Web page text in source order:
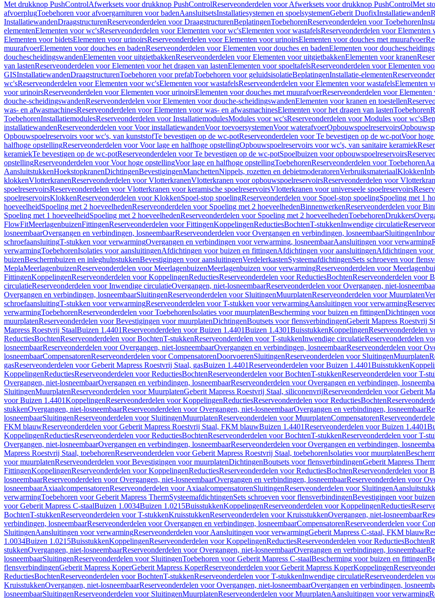
Met drukknop PushControlAfwerksets voor drukknop PushControlReserveonderdelen voor Afwerksets voor drukknop PushControlMet
afvoerplugToebehoren voor afvoergarnituren voor badenAansluitsetsInstallatiesystemen en spoelsystemenGeberit DuofixInstallatiewanden
InstallatiewandenDraagstructurenReserveonderdelen voor DraagstructurenBeplatingenToebehorenReserveonderdelen voor Toebehoren
elementenElementen voor wc'sReserveonderdelen voor Elementen voor wc'sElementen voor wastafelsReserveonderdelen voor Elementen
Elementen voor bidetsElementen voor urinoirsReserveonderdelen voor Elementen voor urinoirsElementen voor douches met muurafvoer
muurafvoerElementen voor douches en badenReserveonderdelen voor Elementen voor douches en badenElementen voor
douchescheidingswandenElementen voor uitgietbakkenReserveonderdelen voor Elementen voor uitgietbakkenElementen voor kranen
van lastenReserveonderdelen voor Elementen voor het dragen van lastenElementen voor spoeltafelsReserveonderdelen voor Elementen
GISInstallatiewandenDraagstructurenToebehoren voor prefabToebehoren voor geluidsisolatieBeplatingenInstallatie-elementen
wc'sReserveonderdelen voor Elementen voor wc'sElementen voor wastafelsReserveonderdelen voor Elementen voor wastafelsElementen
voor urinoirsReserveonderdelen voor Elementen voor urinoirsElementen voor douches met muurafvoerReserveonderdelen voor
douche-scheidingswandenReserveonderdelen voor Elementen voor douche-scheidingswandenElementen voor kranen en toestellen
was- en afwasmachinesReserveonderdelen voor Elementen voor was- en afwasmachinesElementen voor het dragen van lastenToebehoren
ToebehorenInstallatiemodulesReserveonderdelen voor InstallatiemodulesModules voor wc'sReserveonderdelen voor Modules voor wc's
installatiewandenReserveonderdelen voor Voor installatiewandenVoor toevoersystemenVoor waterafvoerOpbouwspoelreservoirs
Opbouwspoelreservoirs voor wc's, van kunststofTe bevestigen op de wc-potReserveonderdelen voor Te bevestigen op de wc-potVoor
halfhoge opstellingReserveonderdelen voor Voor lage en halfhoge opstellingOpbouwspoelreservoirs voor wc's, van sanitaire keramiek
keramiekTe bevestigen op de wc-potReserveonderdelen voor Te bevestigen op de wc-potSpoelbuizen voor opbouwspoelreservoirs
opstellingReserveonderdelen voor Voor hoge opstellingVoor lage en halfhoge opstellingToebehorenReserveonderdelen voor Toebehoren
AansluitstukkenHoekstopkranenDichtingenBevestigingenManchettenNippels, rozetten en debietmoderatorenVerbruiksmateriaalKlokken
klokkenVlotterkranenReserveonderdelen voor VlotterkranenVlotterkranen voor opbouwspoelreservoirsReserveonderdelen voor
spoelreservoirsReserveonderdelen voor Vlotterkranen voor keramische spoelreservoirsVlotterkranen voor universeele spoelreservoirs
spoelreservoirsKlokkenReserveonderdelen voor KlokkenSpoel-stop spoelingReserveonderdelen voor Spoel-stop spoelingSpoeling met 1
hoeveelheidSpoeling met 2 hoeveelhedenReserveonderdelen voor Spoeling met 2 hoeveelhedenBinnenwerkenReserveonderdelen voor
Spoeling met 1 hoeveelheidSpoeling met 2 hoeveelhedenReserveonderdelen voor Spoeling met 2 hoeveelhedenToebehorenDrukkers
FlowFitMeerlagenbuizenFittingenReserveonderdelen voor FittingenKoppelingenReductiesBochtenT-stukkenInwendige circulatie
losneembaarOvergangen en verbindingen, losneembaarReserveonderdelen voor Overgangen en verbindingen, losneembaarSluitingen
schroefaansluitingT-stukken voor verwarmingOvergangen en verbindingen voor verwarming, losneembaarAansluitingen voor verwarming
verwarmingToebehorenIsolaties voor aansluitingenAfdichtingen voor buizen en fittingenAfdichtingen voor aansluitingenAfdichtingen voor
buizenBeschermbuizen en inleghulpstukkenBevestigingen voor aansluitingenVerdelerkastenSysteemafdichtingenSets schroeven voor
MeplaMeerlagenbuizenReserveonderdelen voor MeerlagenbuizenMeerlagenbuizen voor verwarmingReserveonderdelen voor
FittingenKoppelingenReserveonderdelen voor KoppelingenReductiesReserveonderdelen voor ReductiesBochtenReserveonderdelen voor
circulatieReserveonderdelen voor Inwendige circulatieOvergangen, niet-losneembaarReserveonderdelen voor Overgangen, niet-
Overgangen en verbindingen, losneembaarSluitingenReserveonderdelen voor SluitingenMuurplatenReserveonderdelen voor Muurplaten
schroefaansluitingT-stukken voor verwarmingReserveonderdelen voor T-stukken voor verwarmingAansluitingen voor verwarming
verwarmingToebehorenReserveonderdelen voor ToebehorenIsolaties voor muurplatenBescherming voor buizen en fittingenDichtingen
muurplatenReserveonderdelen voor Bevestigingen voor muurplatenDichtingenBoutsets voor flensverbindingenGeberit Mapress Roestvrij
Mapress Roestvrij StaalBuizen 1.4401Reserveonderdelen voor Buizen 1.4401Buizen 1.4301BuisstukkenKoppelingenReserveonderdelen
ReductiesBochtenReserveonderdelen voor BochtenT-stukkenReserveonderdelen voor T-stukkenInwendige circulatieReserveonderdelen
losneembaarReserveonderdelen voor Overgangen, niet-losneembaarOvergangen en verbindingen, losneembaarReserveonderdelen voor
losneembaarCompensatorenReserveonderdelen voor CompensatorenDoorvoerenSluitingenReserveonderdelen voor SluitingenMuurplaten
gasReserveonderdelen voor Geberit Mapress Roestvrij Staal, gasBuizen 1.4401Reserveonderdelen voor Buizen 1.4401Buisstukken
KoppelingenReductiesReserveonderdelen voor ReductiesBochtenReserveonderdelen voor BochtenT-stukkenReserveonderdelen voor T-
Overgangen, niet-losneembaarOvergangen en verbindingen, losneembaarReserveonderdelen voor Overgangen en verbindingen,
SluitingenMuurplatenReserveonderdelen voor MuurplatenGeberit Mapress Roestvrij Staal, siliconenvrijReserveonderdelen voor Geberit
voor Buizen 1.4401KoppelingenReserveonderdelen voor KoppelingenReductiesReserveonderdelen voor ReductiesBochten
stukkenOvergangen, niet-losneembaarReserveonderdelen voor Overgangen, niet-losneembaarOvergangen en verbindingen, losneembaar
losneembaarSluitingenReserveonderdelen voor SluitingenMuurplatenReserveonderdelen voor MuurplatenCompensatoren
FKM blauwReserveonderdelen voor Geberit Mapress Roestvrij Staal, FKM blauwBuizen 1.4401Reserveonderdelen voor Buizen 1.4401
KoppelingenReductiesReserveonderdelen voor ReductiesBochtenReserveonderdelen voor BochtenT-stukkenReserveonderdelen voor T-
Overgangen, niet-losneembaarOvergangen en verbindingen, losneembaarReserveonderdelen voor Overgangen en verbindingen,
Mapress Roestvrij Staal, toebehorenReserveonderdelen voor Geberit Mapress Roestvrij Staal, toebehorenIsolaties voor muurplaten
voor muurplatenReserveonderdelen voor Bevestigingen voor muurplatenDichtingenBoutsets voor flensverbindingenGeberit Mapress
FittingenKoppelingenReserveonderdelen voor KoppelingenReductiesReserveonderdelen voor ReductiesBochtenReserveonderdelen voor
losneembaarReserveonderdelen voor Overgangen, niet-losneembaarOvergangen en verbindingen, losneembaarReserveonderdelen voor
losneembaarAxiaalcompensatorenReserveonderdelen voor AxiaalcompensatorenSluitingenReserveonderdelen voor Sluitingen
verwarmingToebehoren voor Geberit Mapress ThermSysteemafdichtingenSets schroeven voor flensverbindingenBevestigingen voor buizen
voor Geberit Mapress C-staalBuizen 1.0034Buizen 1.0215BuisstukkenKoppelingenReserveonderdelen voor KoppelingenReducties
BochtenT-stukkenReserveonderdelen voor T-stukkenKruisstukkenReserveonderdelen voor KruisstukkenOvergangen, niet-losneembaar
verbindingen, losneembaarReserveonderdelen voor Overgangen en verbindingen, losneembaarCompensatorenReserveonderdelen voor
SluitingenAansluitingen voor verwarmingReserveonderdelen voor Aansluitingen voor verwarmingGeberit Mapress C-staal, FKM blauw
1.0034Buizen 1.0215BuisstukkenKoppelingenReserveonderdelen voor KoppelingenReductiesReserveonderdelen voor ReductiesBochten
stukkenOvergangen, niet-losneembaarReserveonderdelen voor Overgangen, niet-losneembaarOvergangen en verbindingen, losneembaar
losneembaarSluitingenReserveonderdelen voor SluitingenToebehoren voor Geberit Mapress C-staalBescherming voor buizen en fittingen
flensverbindingenGeberit Mapress KoperGeberit Mapress KoperReserveonderdelen voor Geberit Mapress KoperKoppelingen
ReductiesBochtenReserveonderdelen voor BochtenT-stukkenReserveonderdelen voor T-stukkenInwendige circulatieReserveonderdelen
KruisstukkenOvergangen, niet-losneembaarReserveonderdelen voor Overgangen, niet-losneembaarOvergangen en verbindingen,
losneembaarSluitingenReserveonderdelen voor SluitingenMuurplatenReserveonderdelen voor MuurplatenAansluitingen voor verwarming